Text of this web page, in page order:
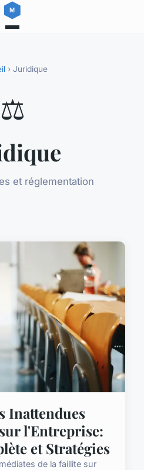
› Juridique
⚖️
et réglementation
Inattendues
l'Entreprise:
et Stratégies
de la faillite sur